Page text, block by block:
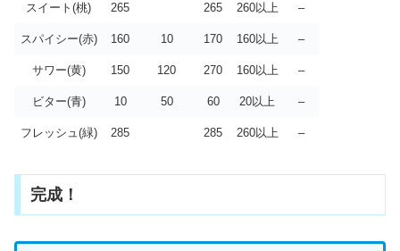
スイート(桃) 265 265 260以上 –
スパイシー(赤) 160 10 170 160以上 –
サワー(黄) 150 120 270 160以上 –
ビター(青) 10 50 60 20以上 –
フレッシュ(緑) 285 285 260以上 –
完成！